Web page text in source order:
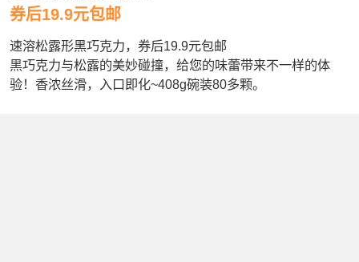
券后19.9元包邮
速溶松露形黑巧克力，券后19.9元包邮
黑巧克力与松露的美妙碰撞，给您的味蕾带来不一样的体
验！香浓丝滑，入口即化~408g碗装80多颗。